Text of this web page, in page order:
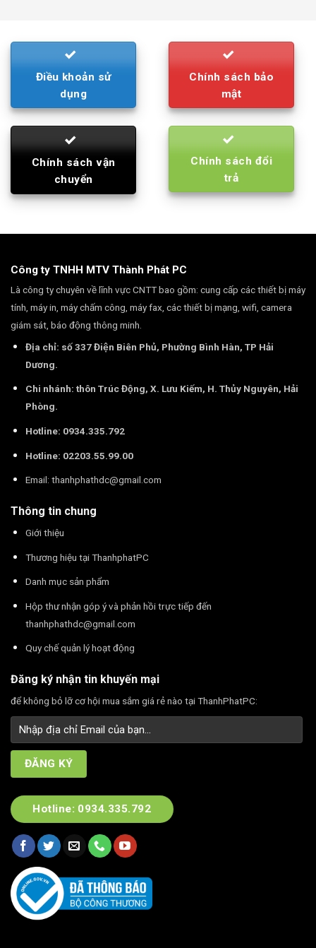
Điều khoản sử
dụng
Chính sách bảo
mật
Chính sách vận
chuyển
Chính sách đổi
trả
Công ty TNHH MTV Thành Phát PC
Là công ty chuyên về lĩnh vực CNTT bao gồm: cung cấp các thiết bị máy
tính, máy in, máy chấm công, máy fax, các thiết bị mạng, wifi, camera
giám sát, báo động thông minh.
Địa chỉ: số 337 Điện Biên Phủ, Phường Bình Hàn, TP Hải
Dương.
Chi nhánh: thôn Trúc Động, X. Lưu Kiếm, H. Thủy Nguyên, Hải
Phòng.
Hotline: 0934.335.792
Hotline: 02203.55.99.00
Email: thanhphathdc@gmail.com
Thông tin chung
Giới thiệu
Thương hiệu tại ThanhphatPC
Danh mục sản phẩm
Hộp thư nhận góp ý và phản hồi trực tiếp đến
thanhphathdc@gmail.com
Quy chế quản lý hoạt động
Đăng ký nhận tin khuyến mại
để không bỏ lỡ cơ hội mua sắm giá rẻ nào tại ThanhPhatPC:
Hotline: 0934.335.792